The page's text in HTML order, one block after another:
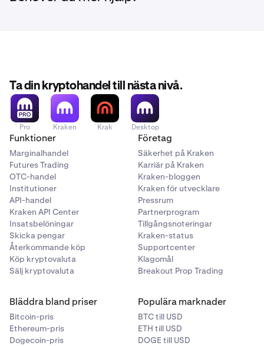
Ta din kryptohandel till nästa nivå.
Pro Kraken Krak Desktop
Funktioner
Marginalhandel
Futures Trading
OTC-handel
Institutioner
API-handel
Kraken API Center
Insatsbelöningar
Skicka pengar
Återkommande köp
Köp kryptovaluta
Sälj kryptovaluta
Företag
Säkerhet på Kraken
Karriär på Kraken
Kraken-bloggen
Kraken för utvecklare
Pressrum
Partnerprogram
Tillgångsnoteringar
Kraken-status
Supportcenter
Klagomål
Breakout Prop Trading
Bläddra bland priser
Bitcoin-pris
Ethereum-pris
Dogecoin-pris
Populära marknader
BTC till USD
ETH till USD
DOGE till USD